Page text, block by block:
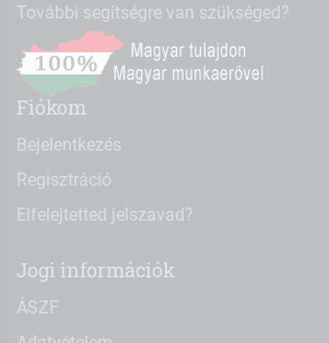
További segítségre van szükséged?
Fiókom
Bejelentkezés
Regisztráció
Elfelejtetted jelszavad?
Jogi információk
ÁSZF